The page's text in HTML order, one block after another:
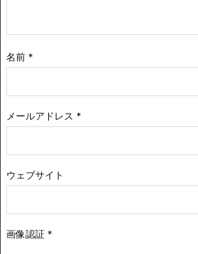
名前 *
メールアドレス *
ウェブサイト
画像認証 *